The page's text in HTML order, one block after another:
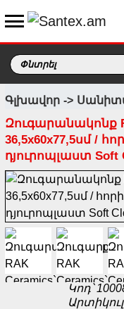
Գլխավոր
Զուգարանակոնք
36,5х60х77,5սմ /
դյուրոպլաստ Soft
Կոդ՝